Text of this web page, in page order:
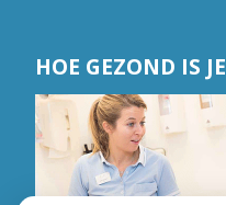
HOE GEZOND IS